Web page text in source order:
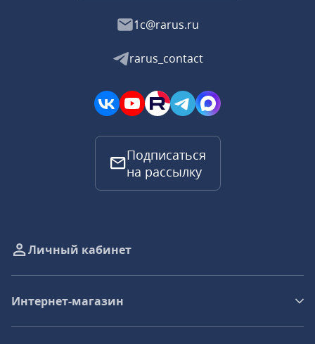
1c@rarus.ru
rarus_contact
Подписаться
на рассылку
Личный кабинет
Интернет-магазин